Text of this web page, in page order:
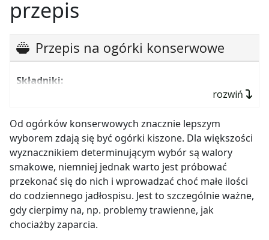
świeży chrzan,
ziele angielskie,
na spód dużego słoja układamy
pieprz. Na to układamy ogórki i zalewamy soloną
wodą – pół łyżeczki soli na dwie szklanki wody. Po
zakręceniu, obracamy słój do góry dnem i stawiamy
je w ciemnym i ciepłym pomieszczeniu. Po kilku
dniach otrzymamy smaczne przetwory.
przepis
Przepis na ogórki konserwowe
Składniki:
litr wody,
szklanka octu 10%,
szklanka cukru,
2 łyżki soli,
ok. 10 ząbków czosnku,
marchewka,
rozwiń
Od ogórków konserwowych znacznie lepszym
wyborem zdają się być ogórki kiszone. Dla większości
wyznacznikiem determinującym wybór są walory
smakowe, niemniej jednak warto jest próbować
przekonać się do nich i wprowadzać choć małe ilości
do codziennego jadłospisu. Jest to szczególnie ważne,
gdy cierpimy na, np. problemy trawienne, jak
chociażby zaparcia.